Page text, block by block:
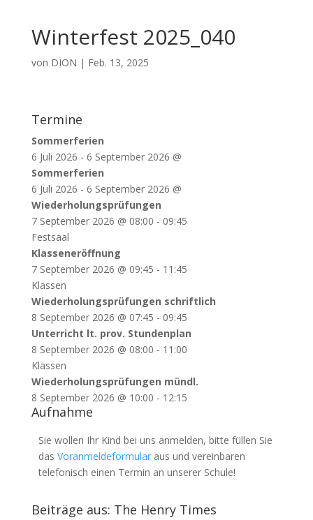
Winterfest 2025_040
von DION | Feb. 13, 2025
Termine
Sommerferien
6 Juli 2026 - 6 September 2026 @
Sommerferien
6 Juli 2026 - 6 September 2026 @
Wiederholungsprüfungen
7 September 2026 @ 08:00 - 09:45
Festsaal
Klasseneröffnung
7 September 2026 @ 09:45 - 11:45
Klassen
Wiederholungsprüfungen schriftlich
8 September 2026 @ 07:45 - 09:45
Unterricht lt. prov. Stundenplan
8 September 2026 @ 08:00 - 11:00
Klassen
Wiederholungsprüfungen mündl.
8 September 2026 @ 10:00 - 12:15
Aufnahme
Sie wollen Ihr Kind bei uns anmelden, bitte füllen Sie
das Voranmeldeformularaus und vereinbaren
telefonisch einen Termin an unserer Schule!
Beiträge aus: The Henry Times